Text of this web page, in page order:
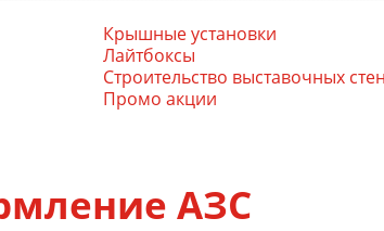
Крышные установки
Лайтбоксы
Стро­итель­ство выс­та­воч­ных
Промо акции
АЗС